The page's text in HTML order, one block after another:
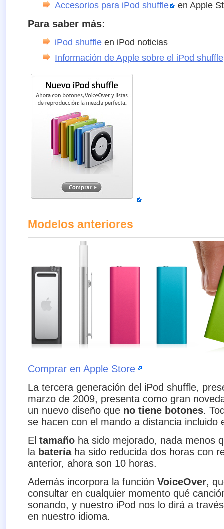
Accesorios para iPod shuffle en Apple
Para saber más:
iPod shuffle en iPod noticias
Información de Apple sobre el iPod shuffle
Modelos anteriores
Comprar en Apple Store
La tercera generación del iPod shuffle,
marzo de 2009, presenta como gran
un nuevo diseño que no tiene botones.
se hacen con el mando a distancia incluido
El tamaño ha sido mejorado, nada menos
la bateríaha sido reducida dos horas con
anterior, ahora son 10 horas.
Además incorpora la función VoiceOver,
consultar en cualquier momento qué
sonando, y nuestro iPod nos lo dirá a
en nuestro idioma.